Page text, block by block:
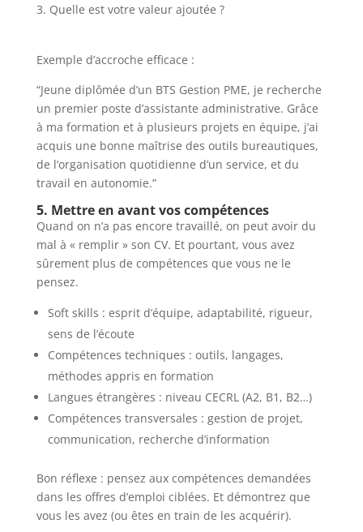
Quelle est votre valeur ajoutée ?
Exemple d’accroche efficace :
“Jeune diplômée d’un BTS Gestion PME, je recherche
un premier poste d’assistante administrative. Grâce
à ma formation et à plusieurs projets en équipe, j’ai
acquis une bonne maîtrise des outils bureautiques,
de l’organisation quotidienne d’un service, et du
travail en autonomie.”
5. Mettre en avant vos compétences
Quand on n’a pas encore travaillé, on peut avoir du
mal à « remplir » son CV. Et pourtant, vous avez
sûrement plus de compétences que vous ne le
pensez.
Soft skills : esprit d’équipe, adaptabilité, rigueur,
sens de l’écoute
Compétences techniques : outils, langages,
méthodes appris en formation
Langues étrangères : niveau CECRL (A2, B1, B2…)
Compétences transversales : gestion de projet,
communication, recherche d’information
Bon réflexe : pensez aux compétences demandées
dans les offres d’emploi ciblées. Et démontrez que
vous les avez (ou êtes en train de les acquérir).